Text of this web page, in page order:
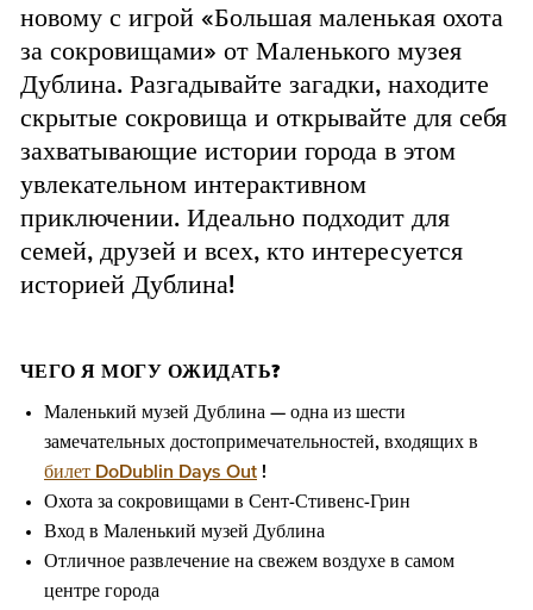
новому с игрой «Большая маленькая охота
за сокровищами» от Маленького музея
Дублина. Разгадывайте загадки, находите
скрытые сокровища и открывайте для себя
захватывающие истории города в этом
увлекательном интерактивном
приключении. Идеально подходит для
семей, друзей и всех, кто интересуется
историей Дублина!
ЧЕГО Я МОГУ ОЖИДАТЬ?
Маленький музей Дублина — одна из шести
замечательных достопримечательностей, входящих в
билет DoDublin Days Out !
Охота за сокровищами в Сент-Стивенс-Грин
Вход в Маленький музей Дублина
Отличное развлечение на свежем воздухе в самом
центре города